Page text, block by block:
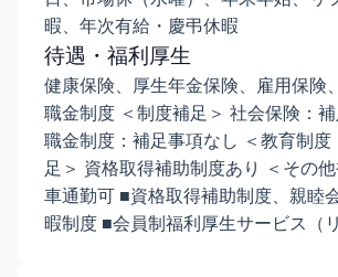
暇、年次有給・慶弔休暇
待遇・福利厚生
健康保険、厚生年金保険、雇用保険
職金制度 ＜制度補足＞ 社会保険：
職金制度：補足事項なし ＜教育制度
足＞ 資格取得補助制度あり ＜その
車通勤可 ■資格取得補助制度、親睦
暇制度 ■会員制福利厚生サービス（